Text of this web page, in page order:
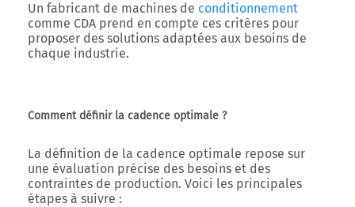
Un fabricant de machines de conditionnement
comme CDA prend en compte ces critères pour
proposer des solutions adaptées aux besoins de
chaque industrie.
Comment définir la cadence optimale ?
La définition de la cadence optimale repose sur
une évaluation précise des besoins et des
contraintes de production. Voici les principales
étapes à suivre :